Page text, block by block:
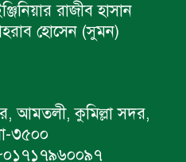
রাজীব হাসান
হোসেন (সুমন)
আমতলী, কুমিল্লা সদর,
৩৫০০